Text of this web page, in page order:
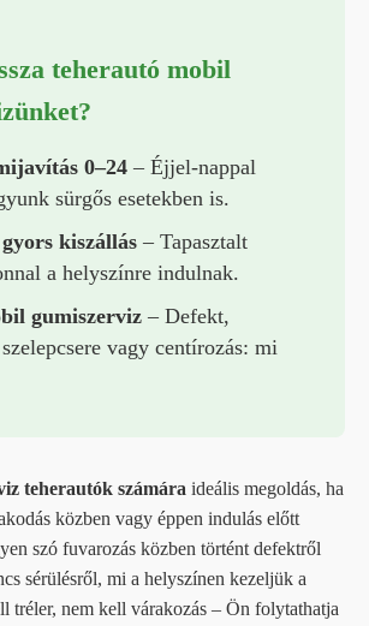
teherautó mobil
0–24 – Éjjel-nappal
sürgős esetekben is.
kiszállás – Tapasztalt
a helyszínre indulnak.
gumiszerviz – Defekt,
vagy centírozás: mi
teherautók számára ideális megoldás, ha
közben vagy éppen indulás előtt
szó fuvarozás közben történt defektről
sérülésről, mi a helyszínen kezeljük a
tréler, nem kell várakozás – Ön folytathatja